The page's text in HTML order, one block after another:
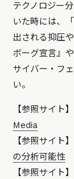
テクノロジー
いた時には、
出される抑圧
ボーグ宣言』
サイバー・フ
い。
【参照サイト】
Media
【参照サイト】
の分析可能性
【参照サイト】